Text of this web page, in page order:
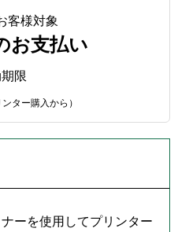
客様対象
お支払い
限
ンター購入から）
ーを使用してプリンター